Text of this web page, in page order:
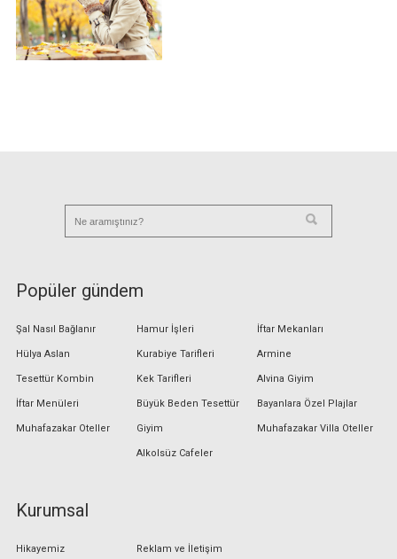
Popüler gündem
Şal Nasıl Bağlanır
Hülya Aslan
Tesettür Kombin
İftar Menüleri
Muhafazakar Oteller
Hamur İşleri
Kurabiye Tarifleri
Kek Tarifleri
Büyük Beden Tesettür
Giyim
Alkolsüz Cafeler
İftar Mekanları
Armine
Alvina Giyim
Bayanlara Özel Plajlar
Muhafazakar Villa Oteller
Kurumsal
Hikayemiz Reklam ve İletişim